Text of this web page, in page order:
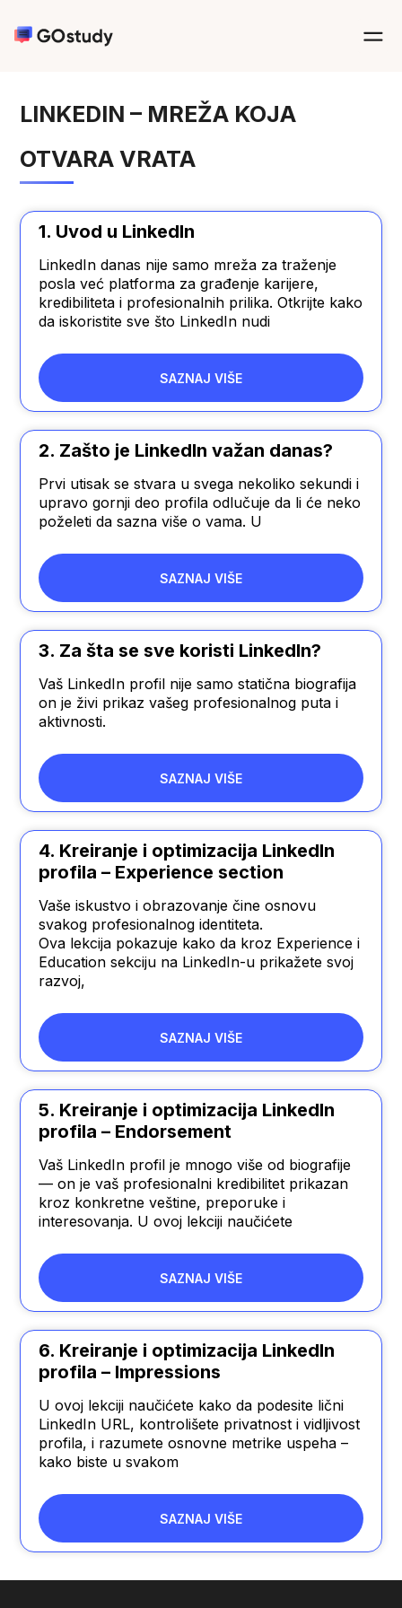
LINKEDIN – MREŽA KOJA
OTVARA VRATA
1. Uvod u LinkedIn
LinkedIn danas nije samo mreža za traženje
posla već platforma za građenje karijere,
kredibiliteta i profesionalnih prilika. Otkrijte kako
da iskoristite sve što LinkedIn nudi
SAZNAJ VIŠE
2. Zašto je LinkedIn važan danas?
Prvi utisak se stvara u svega nekoliko sekundi i
upravo gornji deo profila odlučuje da li će neko
poželeti da sazna više o vama. U
SAZNAJ VIŠE
3. Za šta se sve koristi LinkedIn?
Vaš LinkedIn profil nije samo statična biografija
on je živi prikaz vašeg profesionalnog puta i
aktivnosti.
SAZNAJ VIŠE
4. Kreiranje i optimizacija LinkedIn
profila – Experience section
Vaše iskustvo i obrazovanje čine osnovu
svakog profesionalnog identiteta.
Ova lekcija pokazuje kako da kroz Experience i
Education sekciju na LinkedIn-u prikažete svoj
razvoj,
SAZNAJ VIŠE
5. Kreiranje i optimizacija LinkedIn
profila – Endorsement
Vaš LinkedIn profil je mnogo više od biografije
— on je vaš profesionalni kredibilitet prikazan
kroz konkretne veštine, preporuke i
interesovanja. U ovoj lekciji naučićete
SAZNAJ VIŠE
6. Kreiranje i optimizacija LinkedIn
profila – Impressions
U ovoj lekciji naučićete kako da podesite lični
LinkedIn URL, kontrolišete privatnost i vidljivost
profila, i razumete osnovne metrike uspeha –
kako biste u svakom
SAZNAJ VIŠE